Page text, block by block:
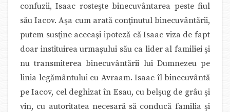
confuzii, Isaac rosteşte binecuvântarea peste fiul
său Iacov. Aşa cum arată conţinutul binecuvântării,
putem susţine aceeaşi ipoteză că Isaac viza de fapt
doar instituirea urmaşului său ca lider al familiei şi
nu transmiterea binecuvântării lui Dumnezeu pe
linia legământului cu Avraam. Isaac îl binecuvântă
pe Iacov, cel deghizat în Esau, cu belşug de grâu şi
vin, cu autoritatea necesară să conducă familia şi